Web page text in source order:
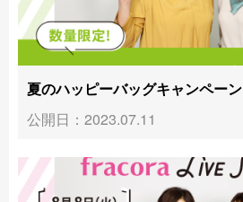
夏のハッピーバッグキャンペーン
公開日：2023.07.11